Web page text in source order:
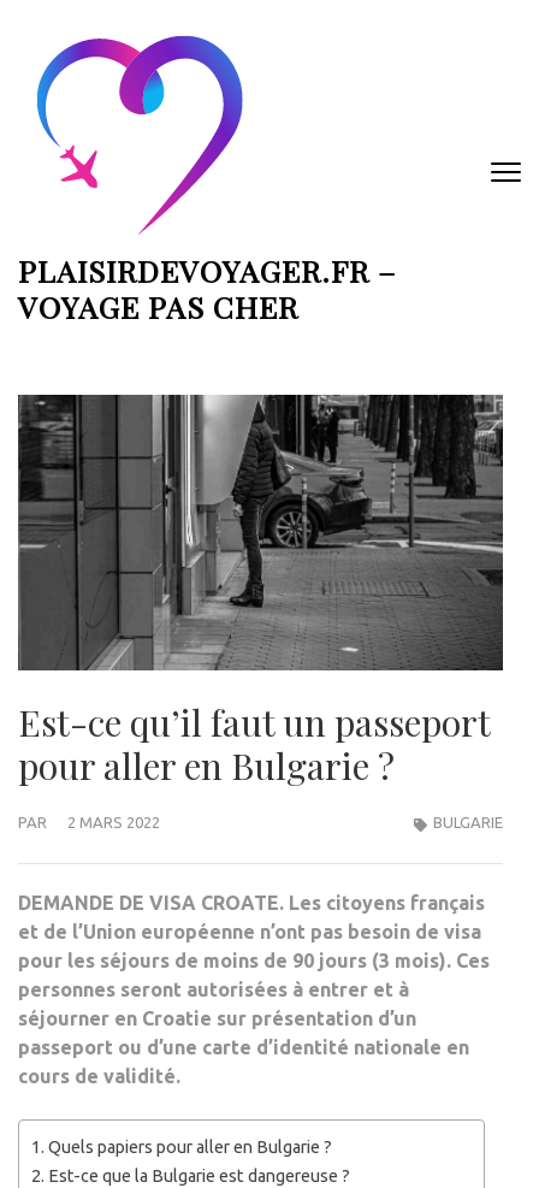
contenu
(Pressez
Entrée)
PLAISIRDEVOYAGER.FR –
VOYAGE PAS CHER
Est-ce qu’il faut un passeport
pour aller en Bulgarie ?
PAR 2 MARS 2022 BULGARIE
DEMANDE DE VISA CROATE. Les citoyens français
et de l’Union européenne n’ont pas besoin de visa
pour les séjours de moins de 90 jours (3 mois). Ces
personnes seront autorisées à entrer et à
séjourner en Croatie sur présentation d’un
passeport ou d’une carte d’identité nationale en
cours de validité.
Quels papiers pour aller en Bulgarie ?
Est-ce que la Bulgarie est dangereuse ?